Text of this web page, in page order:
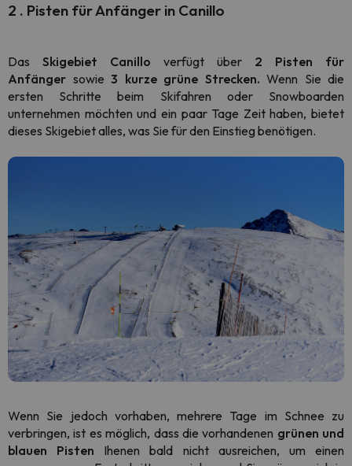
2 . Pisten für Anfänger in Canillo
Das Skigebiet Canillo verfügt über 2 Pisten für
Anfänger sowie 3 kurze grüne Strecken. Wenn Sie die
ersten Schritte beim Skifahren oder Snowboarden
unternehmen möchten und ein paar Tage Zeit haben, bietet
dieses Skigebiet alles, was Sie für den Einstieg benötigen.
Wenn Sie jedoch vorhaben, mehrere Tage im Schnee zu
verbringen, ist es möglich, dass die vorhandenen grünen und
blauen Pisten Ihenen bald nicht ausreichen, um einen